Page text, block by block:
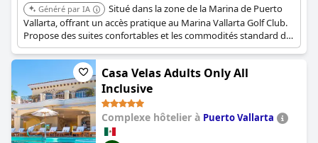
Généré par IA
Situé dans la zone de la Marina de Puerto
Vallarta, offrant un accès pratique au Marina Vallarta Golf Club.
Propose des suites confortables et les commodités standard de
Holiday Inn, s'adressant aux voyageurs d'agrément et d'affaires
intéressés par le golf.
Casa Velas Adults Only All
Inclusive
Complexe hôtelier à Puerto Vallarta